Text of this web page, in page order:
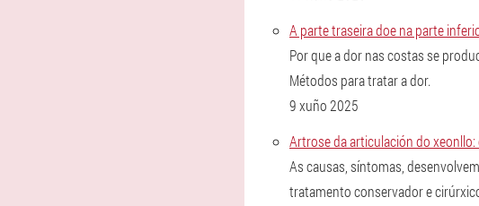
A parte traseira doe na parte
Por que a dor nas costas se
Métodos para tratar a dor.
9 xuño 2025
Artrose da articulación do
As causas, síntomas,
tratamento conservador e